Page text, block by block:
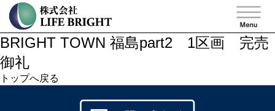
BRIGHT TOWN 福島part2 1区画 完売
御礼
トップへ戻る